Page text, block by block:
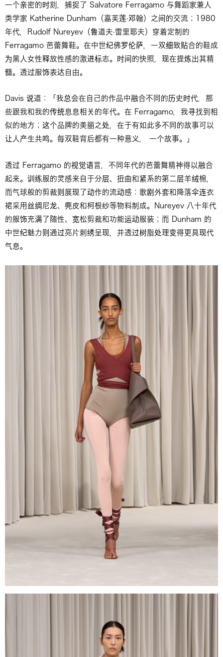
一个亲密的时刻，捕捉了 Salvatore Ferragamo 与舞蹈家兼人
类学家 Katherine Dunham（嘉芙莲·邓翰）之间的交流；1980
年代，Rudolf Nureyev（鲁道夫·雷里耶夫）穿着定制的
Ferragamo 芭蕾舞鞋。在中世纪佛罗伦萨，一双细致贴合的鞋成
为黑人女性释放性感的激进标志。时间的快照，现在提炼出其精
髓。透过服饰表达自由。
Davis 说道：「我总会在自己的作品中融合不同的历史时代，那
些跟我和我的传统息息相关的年代。在 Ferragamo，我寻找到相
似的地方；这个品牌的美丽之处，在于有如此多不同的故事可以
让人产生共鸣。每双鞋背后都有一种意义， 一个故事。」
透过 Ferragamo 的视觉语言，不同年代的芭蕾舞精神得以融合
起来。训练服的灵感来自于分层、扭曲和紧系的第二层羊绒棉，
而气球般的剪裁则展现了动作的流动感：歌剧外套和降落伞连衣
裙采用丝绸尼龙、麂皮和柯根纱等物料制成。Nureyev 八十年代
的服饰充满了随性、宽松剪裁和功能运动服装；而 Dunham 的
中世纪魅力则通过亮片刺绣呈现，并透过树脂处理变得更具现代
气息。